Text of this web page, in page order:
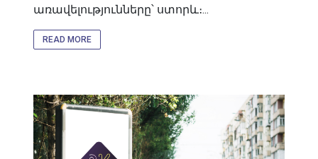
առավելությունները՝ ստորև։...
READ MORE